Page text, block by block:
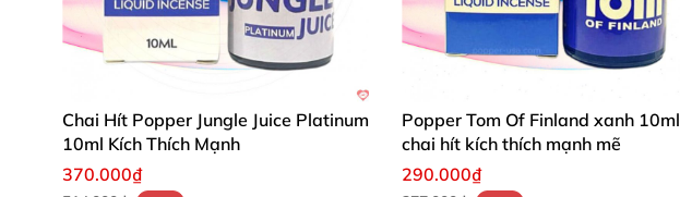
Chai Hít Popper Jungle Juice Platinum
10ml Kích Thích Mạnh
370.000₫
Popper Tom Of Finland xanh 10ml
chai hít kích thích mạnh mẽ
290.000₫